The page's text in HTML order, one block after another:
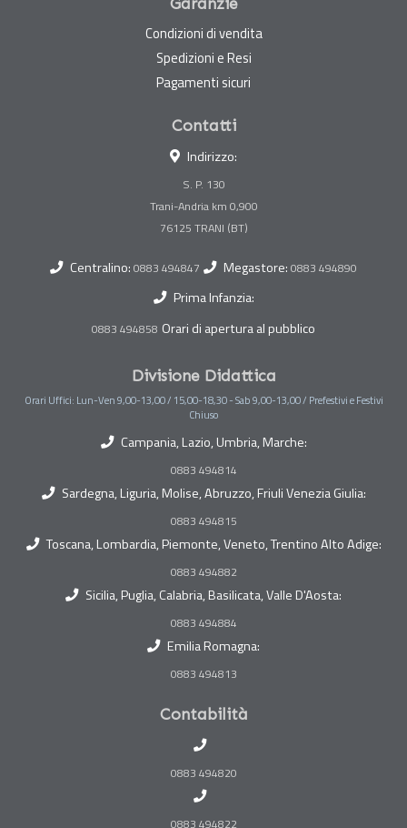
Condizioni di vendita
Spedizioni e Resi
Pagamenti sicuri
Contatti
Indirizzo:
S. P. 130
Trani-Andria km 0,900
Centralino: 0883 494847 Megastore: 0883 494890
Prima Infanzia:
0883 494858 Orari di apertura al pubblico
Divisione Didattica
Orari Uffici: Lun-Ven 9,00-13,00 / 15,00-18,30 - Sab 9,00-13,00 / Prefestivi e Festivi
Chiuso
Campania, Lazio, Umbria, Marche:
0883 494814
Sardegna, Liguria, Molise, Abruzzo, Friuli Venezia Giulia:
0883 494815
Toscana, Lombardia, Piemonte, Veneto, Trentino Alto Adige:
0883 494882
Sicilia, Puglia, Calabria, Basilicata, Valle D'Aosta:
0883 494884
Emilia Romagna:
0883 494813
Contabilità
0883 494820
0883 494822